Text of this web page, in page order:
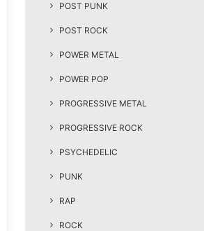
POST PUNK
POST ROCK
POWER METAL
POWER POP
PROGRESSIVE METAL
PROGRESSIVE ROCK
PSYCHEDELIC
PUNK
RAP
ROCK